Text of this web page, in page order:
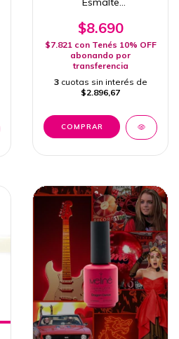
Uv/Led
$8.690
$7.821 con Tenés 10% OFF
abonando por
transferencia
3 cuotas sin interés de
$2.896,67